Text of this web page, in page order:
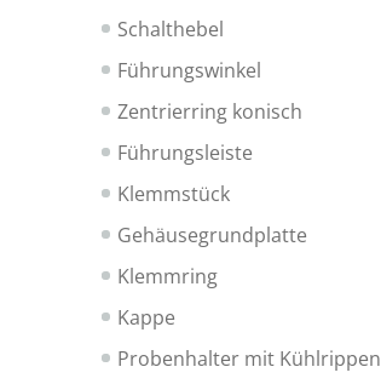
Schalthebel
Führungswinkel
Zentrierring konisch
Führungsleiste
Klemmstück
Gehäusegrundplatte
Klemmring
Kappe
Probenhalter mit Kühlrippen